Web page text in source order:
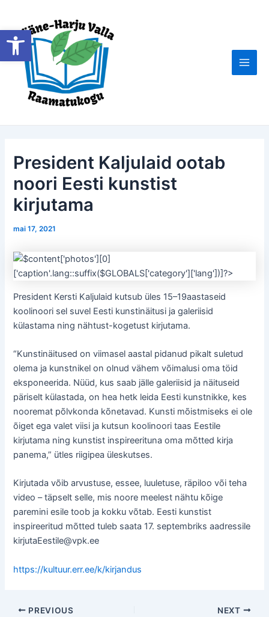
Open toolbar
content
Main
President Kaljulaid ootab
noori Eesti kunstist
kirjutama
mai 17, 2021
President Kersti Kaljulaid kutsub üles 15–19aastaseid
koolinoori sel suvel Eesti kunstinäitusi ja galeriisid
külastama ning nähtust-kogetust kirjutama.
“Kunstinäitused on viimasel aastal pidanud pikalt suletud
olema ja kunstnikel on olnud vähem võimalusi oma töid
eksponeerida. Nüüd, kus saab jälle galeriisid ja näituseid
päriselt külastada, on hea hetk leida Eesti kunstnikke, kes
nooremat põlvkonda kõnetavad. Kunsti mõistmiseks ei ole
õiget ega valet viisi ja kutsun koolinoori taas Eestile
kirjutama ning kunstist inspireerituna oma mõtted kirja
panema,” ütles riigipea üleskutses.
Kirjutada võib arvustuse, essee, luuletuse, räpiloo või teha
video – täpselt selle, mis noore meelest nähtu kõige
paremini esile toob ja kokku võtab. Eesti kunstist
inspireeritud mõtted tuleb saata 17. septembriks aadressile
kirjutaEestile@vpk.ee
https://kultuur.err.ee/k/kirjandus
Post
PREVIOUS NEXT